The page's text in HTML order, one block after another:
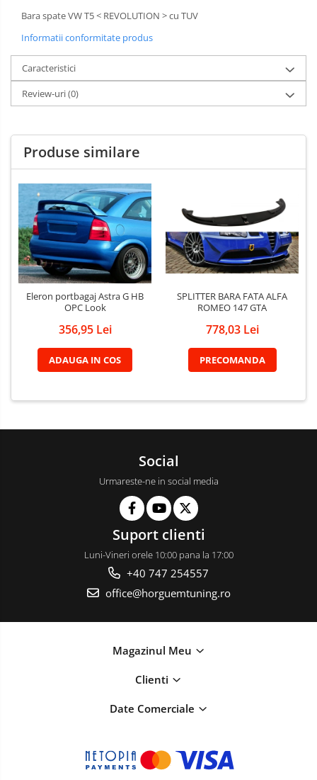
Bara spate VW T5 < REVOLUTION > cu TUV
Informatii conformitate produs
Caracteristici
Review-uri(0)
Produse similare
Eleron portbagaj Astra G HB
OPC Look
356,95 Lei
ADAUGA IN COS
SPLITTER BARA FATA ALFA
ROMEO 147 GTA
778,03 Lei
PRECOMANDA
Social
Urmareste-ne in social media
Suport clienti
Luni-Vineri orele 10:00 pana la 17:00
+40 747 254557
office@horguemtuning.ro
Magazinul Meu
Clienti
Date Comerciale